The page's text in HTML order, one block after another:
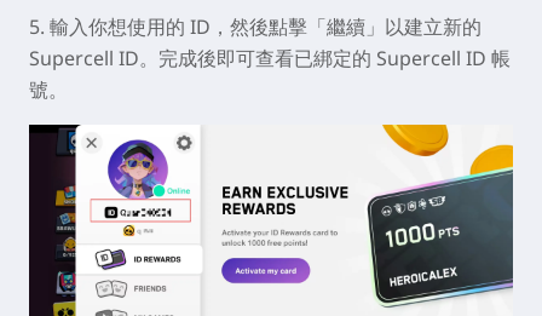
5. 輸入你想使用的 ID，然後點擊「繼續」以建立新的
Supercell ID。完成後即可查看已綁定的 Supercell ID 帳
號。